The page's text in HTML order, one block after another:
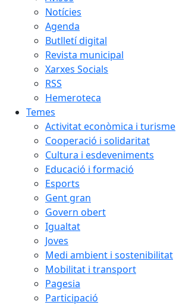
Notícies
Agenda
Butlletí digital
Revista municipal
Xarxes Socials
RSS
Hemeroteca
Temes
Activitat econòmica i turisme
Cooperació i solidaritat
Cultura i esdeveniments
Educació i formació
Esports
Gent gran
Govern obert
Igualtat
Joves
Medi ambient i sostenibilitat
Mobilitat i transport
Pagesia
Participació